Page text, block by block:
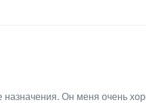
Он меня очень